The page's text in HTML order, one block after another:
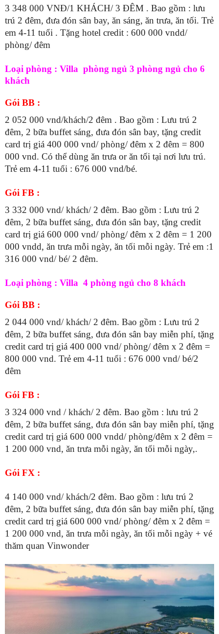
3 348 000 VNĐ/1 KHÁCH/ 3 ĐÊM . Bao gồm : lưu
trú 2 đêm, đưa đón sân bay, ăn sáng, ăn trưa, ăn tối. Trẻ
em 4-11 tuổi . Tặng hotel credit : 600 000 vndd/
phòng/ đêm
Loại phòng : Villa phòng ngủ 3 phòng ngủ cho 6
khách
Gói BB :
2 052 000 vnd/khách/2 đêm . Bao gồm : Lưu trú 2
đêm, 2 bữa buffet sáng, đưa đón sân bay, tặng credit
card trị giá 400 000 vnd/ phòng/ đêm x 2 đêm = 800
000 vnd. Có thể dùng ăn trưa or ăn tối tại nơi lưu trú.
Trẻ em 4-11 tuổi : 676 000 vnd/bé.
Gói FB :
3 332 000 vnd/ khách/ 2 đêm. Bao gồm : Lưu trú 2
đêm, 2 bữa buffet sáng, đưa đón sân bay, tặng credit
card trị giá 600 000 vnd/ phòng/ đêm x 2 đêm = 1 200
000 vndd, ăn trưa mỗi ngày, ăn tối mỗi ngày. Trẻ em :1
316 000 vnd/ bé/ 2 đêm.
Loại phòng : Villa 4 phòng ngủ cho 8 khách
Gói BB :
2 044 000 vnd/ khách/ 2 đêm. Bao gồm : Lưu trú 2
đêm, 2 bữa buffet sáng, đưa đón sân bay miễn phí, tặng
credit card trị giá 400 000 vnd/ phòng/ đêm x 2 đêm =
800 000 vnd. Trẻ em 4-11 tuổi : 676 000 vnd/ bé/2
đêm
Gói FB :
3 324 000 vnd / khách/ 2 đêm. Bao gồm : lưu trú 2
đêm, 2 bữa buffet sáng, đưa đón sân bay miễn phí, tặng
credit card trị giá 600 000 vndd/ phòng/đêm x 2 đêm =
1 200 000 vnd, ăn trưa mỗi ngày, ăn tối mỗi ngày,.
Gói FX :
4 140 000 vnd/ khách/2 đêm. Bao gồm : lưu trú 2
đêm, 2 bữa buffet sáng, đưa đón sân bay miễn phí, tặng
credit card trị giá 600 000 vnd/ phòng/ đêm x 2 đêm =
1 200 000 vnd, ăn trưa mỗi ngày, ăn tối mỗi ngày + vé
thăm quan Vinwonder